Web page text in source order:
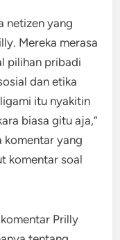
netizen yang
Mereka merasa
pilihan pribadi
dan etika
itu nyakitin
biasa gitu aja,”
komentar yang
komentar soal
Prilly